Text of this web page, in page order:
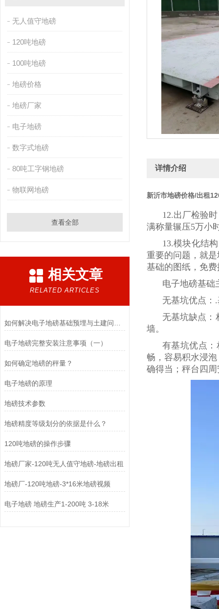
无人值守地磅
120吨地磅
100吨地磅
地磅价格
地磅厂家
电子地磅
数字式地磅
80吨工字钢地磅
物联网地磅
查看全部
相关文章
RELATED ARTICLES
电子地磅完整安装注意事项（一）
如何确定地磅的秤量？
电子地磅的原理
地磅技术参数
地磅精度等级划分的依据是什么？
120吨地磅的操作步骤
地磅厂家-120吨无人值守地磅-地磅出租
地磅厂-120吨地磅-3*16米地磅视频
电子地磅 地磅生产1-200吨 3-18米
详情介绍
新沂市地磅价格/出
12.出厂检验
满称量辗压5万小
13.模块化结
重要的问题，就
基础的图纸，免
电子地磅基础
无基坑优点：
无基坑缺点：
墙。
有基坑优点
畅，容易积水浸
确得当；秤台四